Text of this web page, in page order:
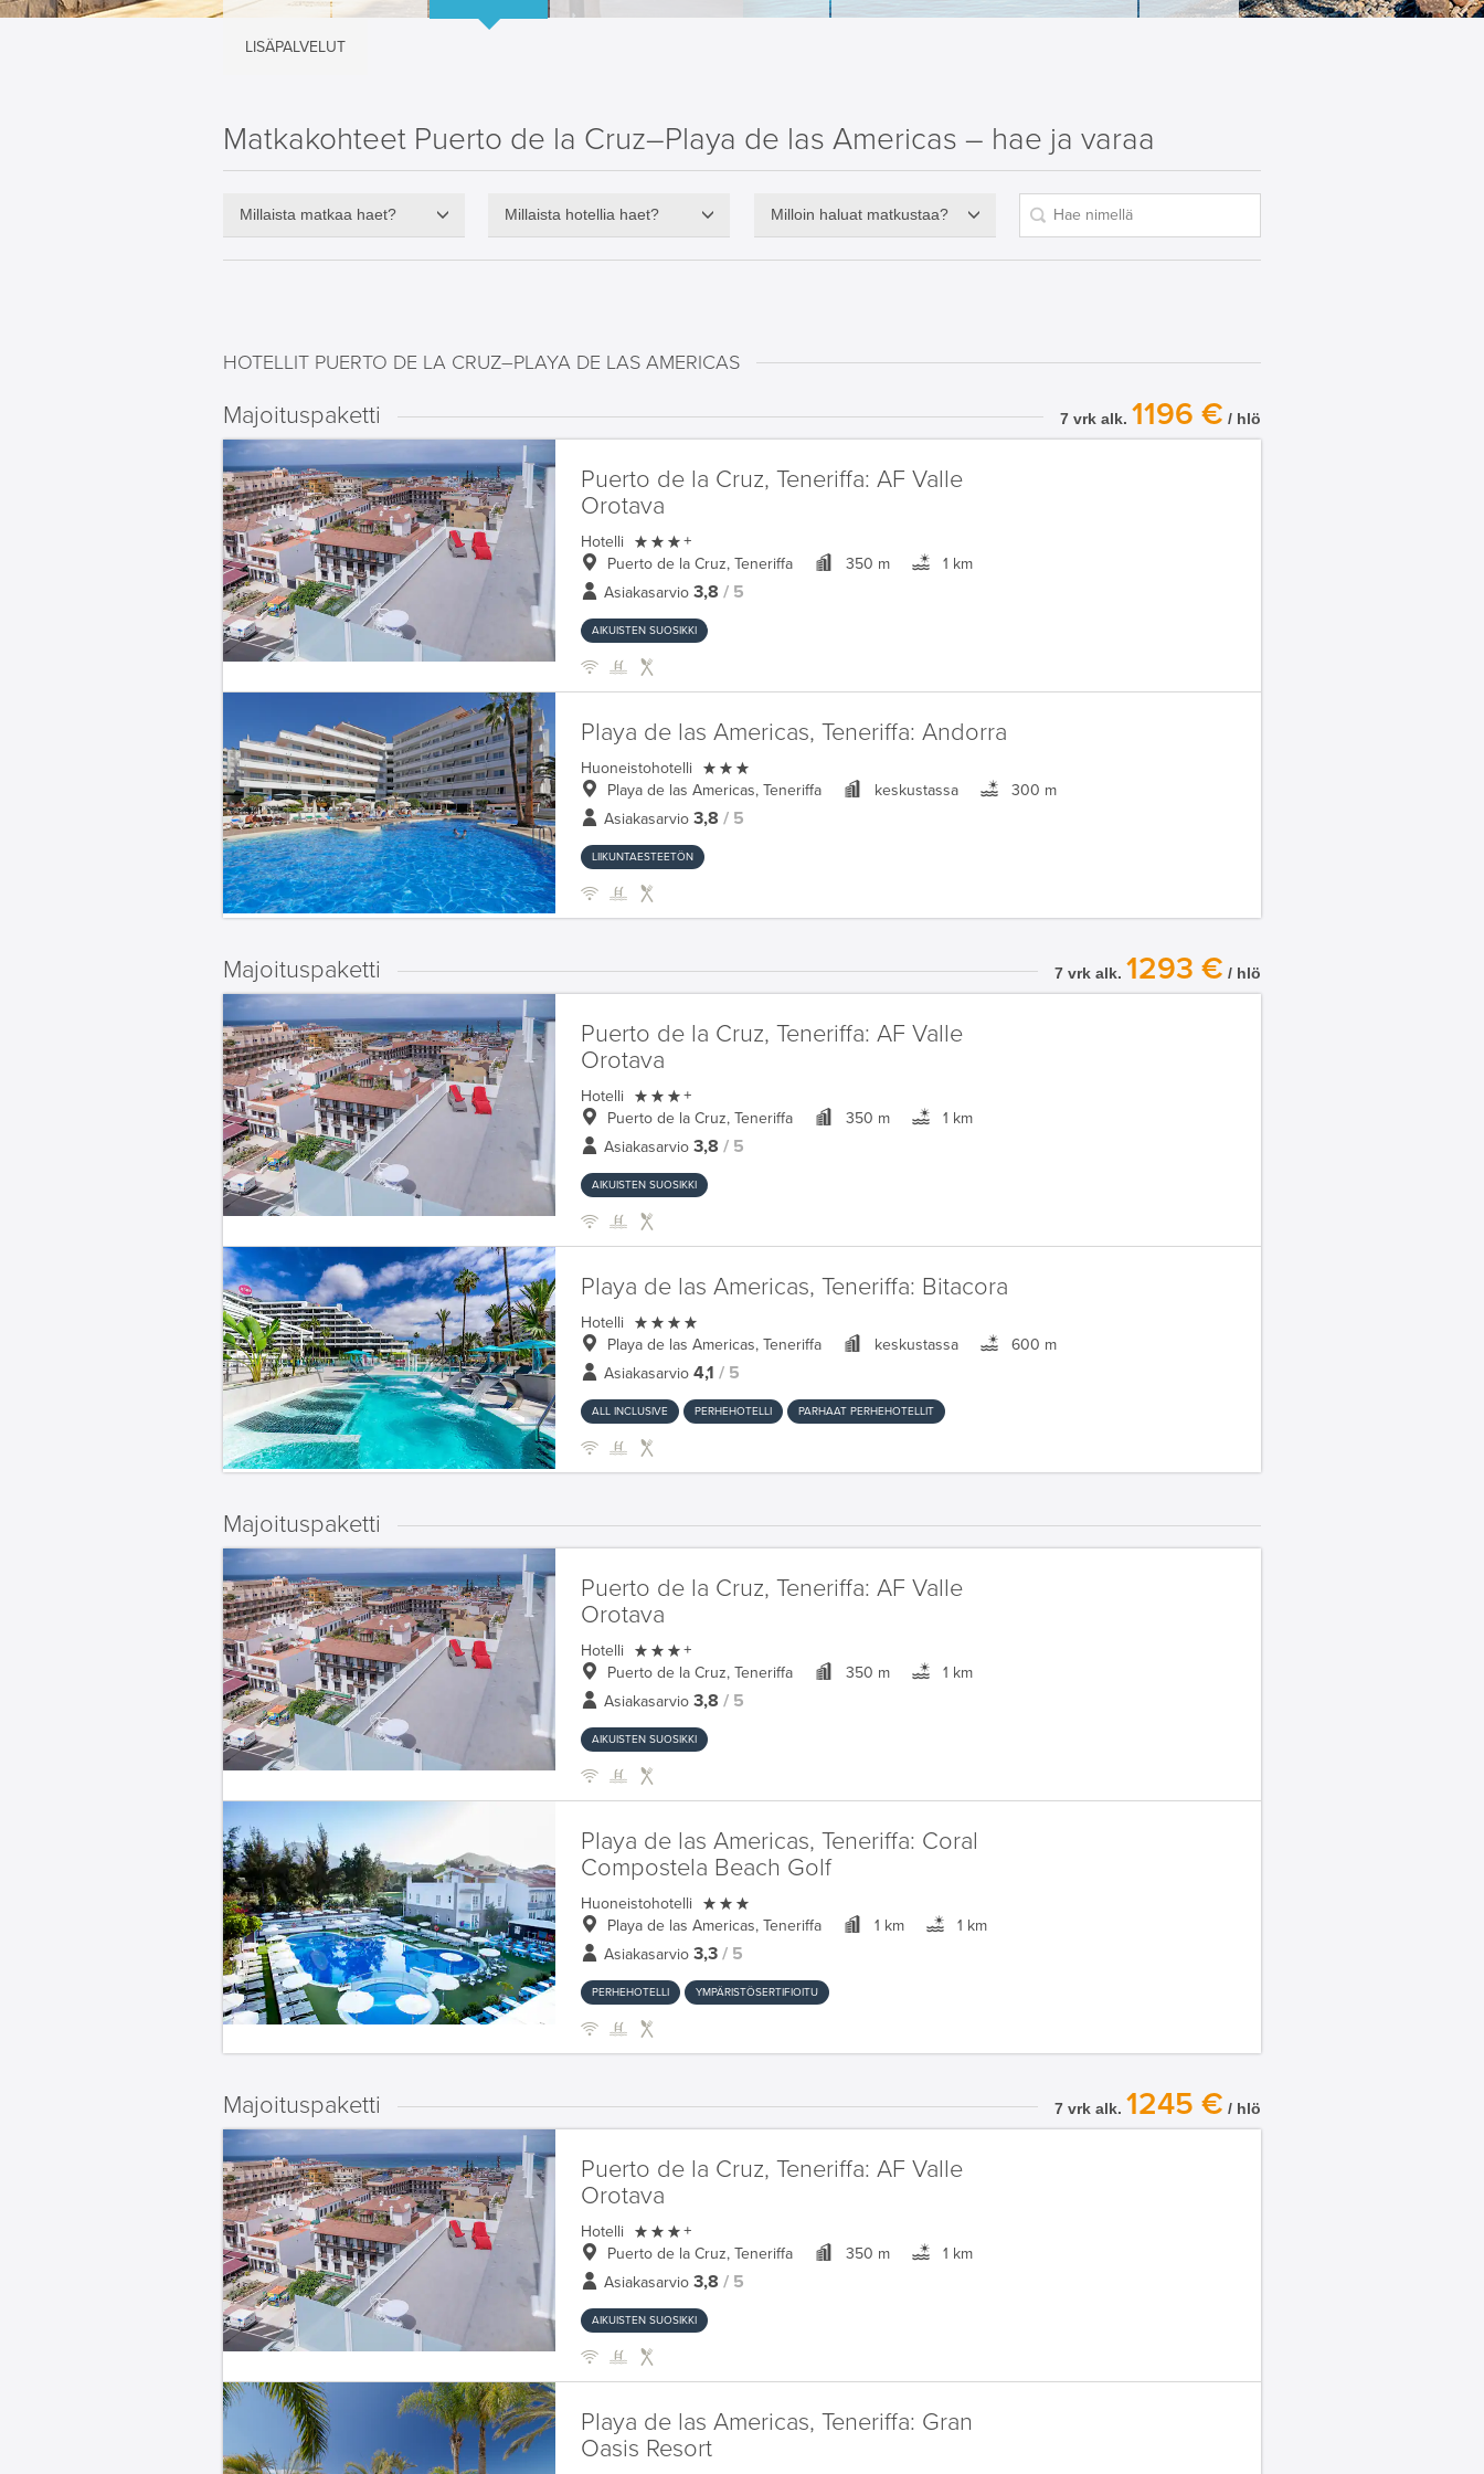
LISÄPALVELUT
Matkakohteet Puerto de la Cruz–Playa de las Americas – hae ja varaa
Millaista matkaa haet? Millaista hotellia haet? Milloin haluat matkustaa?
HOTELLIT PUERTO DE LA CRUZ–PLAYA DE LAS AMERICAS
Majoituspaketti 7 vrk alk. 1196 € / hlö
Puerto de la Cruz, Teneriffa: AF Valle
Orotava
Hotelli  +
Puerto de la Cruz, Teneriffa 350 m
1 km
Asiakasarvio 3,8/ 5
AIKUISTEN SUOSIKKI
Playa de las Americas, Teneriffa: Andorra
Huoneistohotelli 
Playa de las Americas, Teneriffa keskustassa
300 m
Asiakasarvio 3,8/ 5
LIIKUNTAESTEETÖN
Majoituspaketti 7 vrk alk. 1293 € / hlö
Puerto de la Cruz, Teneriffa: AF Valle
Orotava
Hotelli  +
Puerto de la Cruz, Teneriffa 350 m
1 km
Asiakasarvio 3,8/ 5
AIKUISTEN SUOSIKKI
Playa de las Americas, Teneriffa: Bitacora
Hotelli 
Playa de las Americas, Teneriffa keskustassa
600 m
Asiakasarvio 4,1/ 5
ALL INCLUSIVE PERHEHOTELLI PARHAAT PERHEHOTELLIT
Majoituspaketti
Puerto de la Cruz, Teneriffa: AF Valle
Orotava
Hotelli  +
Puerto de la Cruz, Teneriffa 350 m
1 km
Asiakasarvio 3,8/ 5
AIKUISTEN SUOSIKKI
Playa de las Americas, Teneriffa: Coral
Compostela Beach Golf
Huoneistohotelli 
Playa de las Americas, Teneriffa 1 km
1 km
Asiakasarvio 3,3/ 5
PERHEHOTELLI YMPÄRISTÖSERTIFIOITU
Majoituspaketti 7 vrk alk. 1245 € / hlö
Puerto de la Cruz, Teneriffa: AF Valle
Orotava
Hotelli  +
Puerto de la Cruz, Teneriffa 350 m
1 km
Asiakasarvio 3,8/ 5
AIKUISTEN SUOSIKKI
Playa de las Americas, Teneriffa: Gran
Oasis Resort